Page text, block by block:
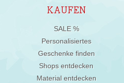
KAUFEN
SALE %
Personalisiertes
Geschenke finden
Shops entdecken
Material entdecken